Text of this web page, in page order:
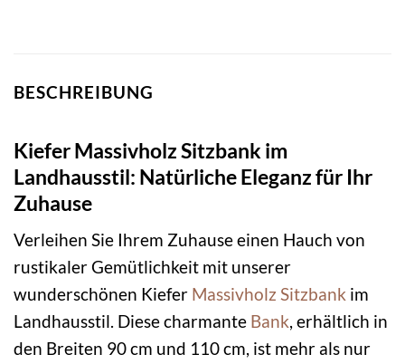
BESCHREIBUNG
Kiefer Massivholz Sitzbank im
Landhausstil: Natürliche Eleganz für Ihr
Zuhause
Verleihen Sie Ihrem Zuhause einen Hauch von
rustikaler Gemütlichkeit mit unserer
wunderschönen Kiefer Massivholz Sitzbank im
Landhausstil. Diese charmante Bank, erhältlich in
den Breiten 90 cm und 110 cm, ist mehr als nur